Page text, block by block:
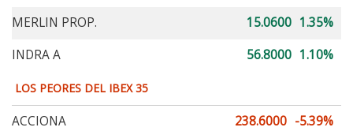
MERLIN PROP.
15.0600 1.35%
INDRA A
56.8000 1.10%
LOS PEORES DEL IBEX 35
ACCIONA 238.6000 -5.39%